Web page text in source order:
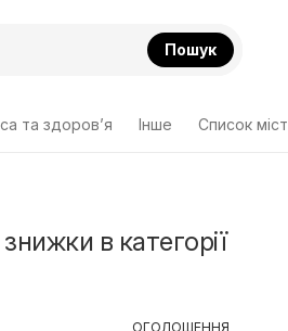
Пошук
та здоров’я Інше Cписок міст
в категорії
ОГОЛОШЕННЯ